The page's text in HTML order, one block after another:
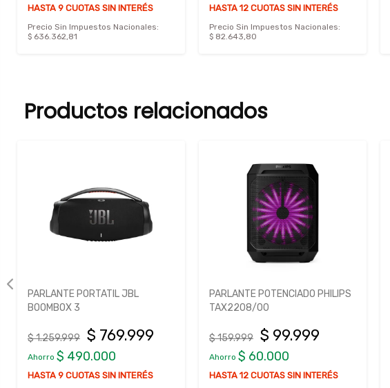
HASTA 9 CUOTAS SIN INTERÉS
Precio Sin Impuestos Nacionales:
$ 636.362,81
HASTA 12 CUOTAS SIN INTERÉS
Precio Sin Impuestos Nacionales:
$ 82.643,80
Productos relacionados
PARLANTE PORTATIL JBL
BOOMBOX 3
$ 1.259.999 $ 769.999
Ahorro $ 490.000
HASTA 9 CUOTAS SIN INTERÉS
PARLANTE POTENCIADO PHILIPS
TAX2208/00
$ 159.999 $ 99.999
Ahorro $ 60.000
HASTA 12 CUOTAS SIN INTERÉS